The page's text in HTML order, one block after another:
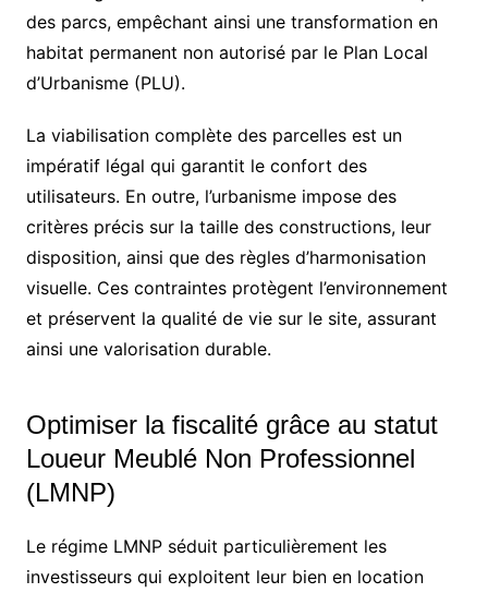
des parcs, empêchant ainsi une transformation en
habitat permanent non autorisé par le Plan Local
d’Urbanisme (PLU).
La viabilisation complète des parcelles est un
impératif légal qui garantit le confort des
utilisateurs. En outre, l’urbanisme impose des
critères précis sur la taille des constructions, leur
disposition, ainsi que des règles d’harmonisation
visuelle. Ces contraintes protègent l’environnement
et préservent la qualité de vie sur le site, assurant
ainsi une valorisation durable.
Optimiser la fiscalité grâce au statut
Loueur Meublé Non Professionnel
(LMNP)
Le régime LMNP séduit particulièrement les
investisseurs qui exploitent leur bien en location